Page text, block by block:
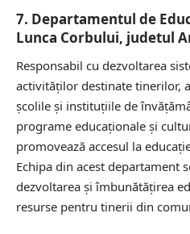
7. Departamentul de
Lunca Corbului, judetul
Responsabil cu dezvoltarea
activităților destinate tinerilor,
școlile și instituțiile de
programe educaționale și
promovează accesul la
Echipa din acest departament
dezvoltarea și îmbunătățirea
resurse pentru tinerii din